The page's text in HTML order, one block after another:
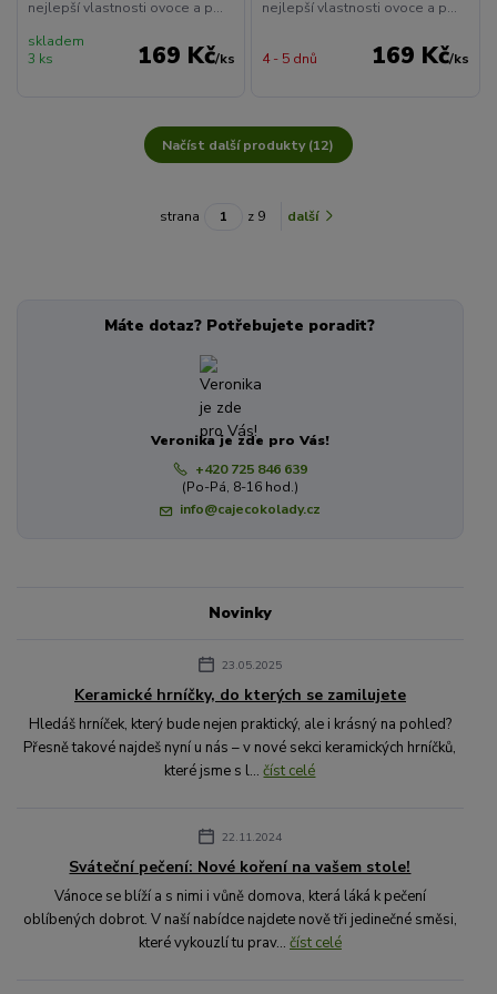
nejlepší vlastnosti ovoce a p...
169 Kč/ks
skladem
3 ks
nejlepší vlastnosti ovoce a p...
169 Kč/ks
4 - 5 dnů
Načíst další produkty (12)
strana z 9 další
Máte dotaz? Potřebujete poradit?
Veronika je zde pro Vás!
+420 725 846 639
(Po-Pá, 8-16 hod.)
info@cajecokolady.cz
Novinky
23.05.2025
Keramické hrníčky, do kterých se zamilujete
Hledáš hrníček, který bude nejen praktický, ale i krásný na pohled?
Přesně takové najdeš nyní u nás – v nové sekci keramických hrníčků,
které jsme s l...číst celé
22.11.2024
Sváteční pečení: Nové koření na vašem stole!
Vánoce se blíží a s nimi i vůně domova, která láká k pečení
oblíbených dobrot. V naší nabídce najdete nově tři jedinečné směsi,
které vykouzlí tu prav... číst celé